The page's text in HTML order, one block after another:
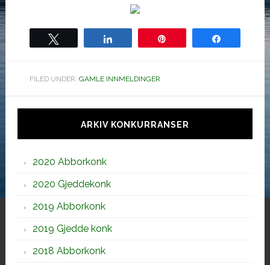
FILED UNDER: GAMLE INNMELDINGER
Hoved
ARKIV KONKURRANSER
2020 Abborkonk
2020 Gjeddekonk
2019 Abborkonk
2019 Gjedde konk
2018 Abborkonk